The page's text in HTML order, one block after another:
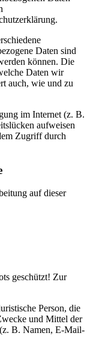
Daten sind
können. Die
Daten wir
auch, wie und zu
im Internet (z. B.
aufweisen
Zugriff durch
auf dieser
geschützt! Zur
Person, die
und Mittel der
B. Namen, E-Mail-